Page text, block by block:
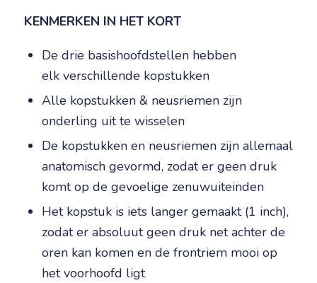
KENMERKEN IN HET KORT
De drie basishoofdstellen hebben
elk verschillende kopstukken
Alle kopstukken & neusriemen zijn
onderling uit te wisselen
De kopstukken en neusriemen zijn allemaal
anatomisch gevormd, zodat er geen druk
komt op de gevoelige zenuwuiteinden
Het kopstuk is iets langer gemaakt (1 inch),
zodat er absoluut geen druk net achter de
oren kan komen en de frontriem mooi op
het voorhoofd ligt